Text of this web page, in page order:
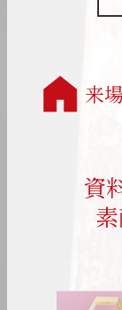
来
資